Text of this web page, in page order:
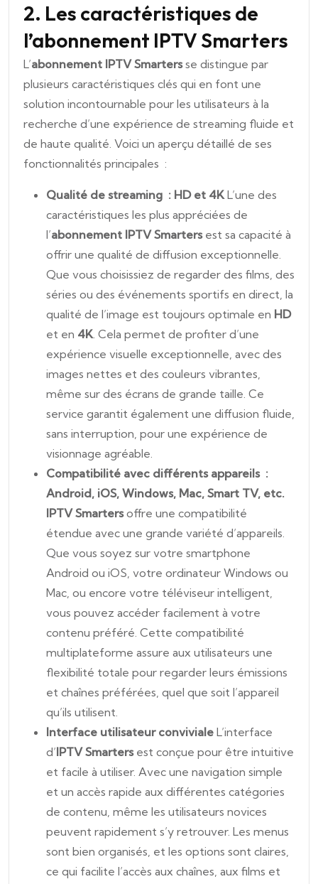
2. Les caractéristiques de
l’abonnement IPTV Smarters
L’abonnement IPTV Smartersse distingue par
plusieurs caractéristiques clés qui en font une
solution incontournable pour les utilisateurs à la
recherche d’une expérience de streaming fluide et
de haute qualité. Voici un aperçu détaillé de ses
fonctionnalités principales :
Qualité de streaming : HD et 4KL’une des
caractéristiques les plus appréciées de
l’abonnement IPTV Smartersest sa capacité à
offrir une qualité de diffusion exceptionnelle.
Que vous choisissiez de regarder des films, des
séries ou des événements sportifs en direct, la
qualité de l’image est toujours optimale en HD
et en 4K. Cela permet de profiter d’une
expérience visuelle exceptionnelle, avec des
images nettes et des couleurs vibrantes,
même sur des écrans de grande taille. Ce
service garantit également une diffusion fluide,
sans interruption, pour une expérience de
visionnage agréable.
Compatibilité avec différents appareils :
Android, iOS, Windows, Mac, Smart TV, etc.
IPTV Smartersoffre une compatibilité
étendue avec une grande variété d’appareils.
Que vous soyez sur votre smartphone
Android ou iOS, votre ordinateur Windows ou
Mac, ou encore votre téléviseur intelligent,
vous pouvez accéder facilement à votre
contenu préféré. Cette compatibilité
multiplateforme assure aux utilisateurs une
flexibilité totale pour regarder leurs émissions
et chaînes préférées, quel que soit l’appareil
qu’ils utilisent.
Interface utilisateur conviviale L’interface
d’IPTV Smartersest conçue pour être intuitive
et facile à utiliser. Avec une navigation simple
et un accès rapide aux différentes catégories
de contenu, même les utilisateurs novices
peuvent rapidement s’y retrouver. Les menus
sont bien organisés, et les options sont claires,
ce qui facilite l’accès aux chaînes, aux films et